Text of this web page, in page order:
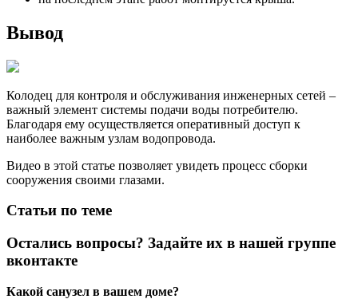
Вывод
Колодец для контроля и обслуживания инженерных сетей –
важный элемент системы подачи воды потребителю.
Благодаря ему осуществляется оперативный доступ к
наиболее важным узлам водопровода.
Видео в этой статье позволяет увидеть процесс сборки
сооружения своими глазами.
Статьи по теме
Остались вопросы? Задайте их в нашей группе
вконтакте
Какой санузел в вашем доме?